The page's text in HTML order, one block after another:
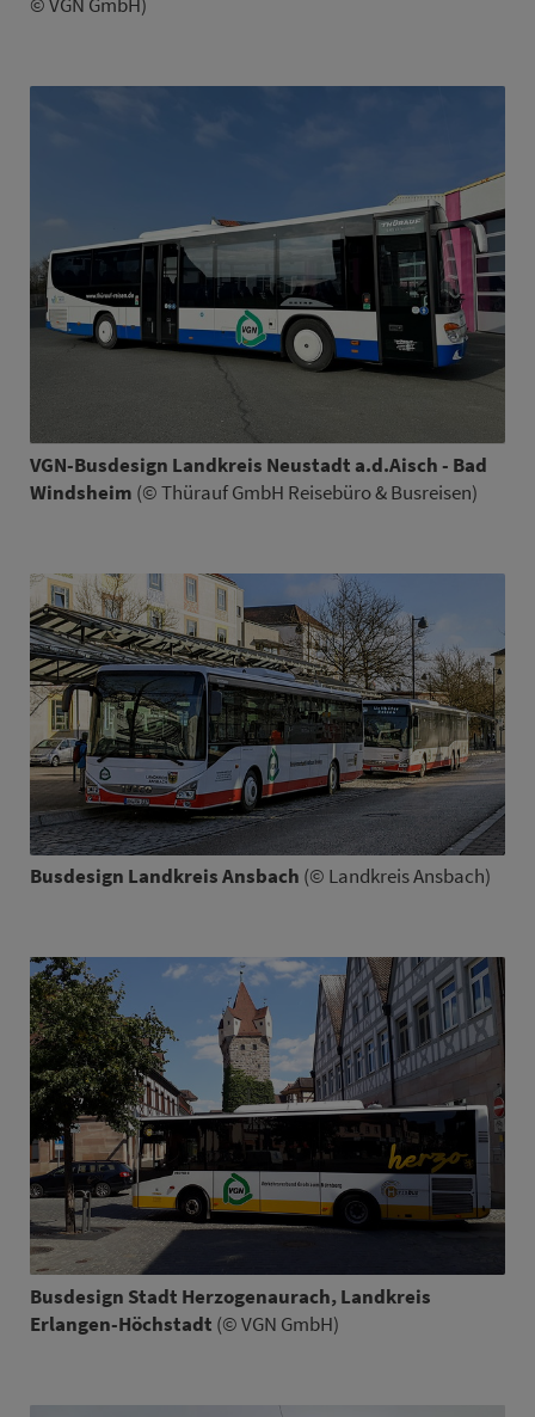
VGN-Busdesign Land­kreis Neustadt a.d.Aisch - Bad
Windsheim (© Thürauf GmbH Rei­se­bü­ro & Busreisen)
Busdesign Land­kreis Ans­bach (© Land­kreis Ans­bach)
Busdesign Stadt Herzogen­aurach, Land­kreis
Erlangen-Höchstadt (© VGN GmbH)